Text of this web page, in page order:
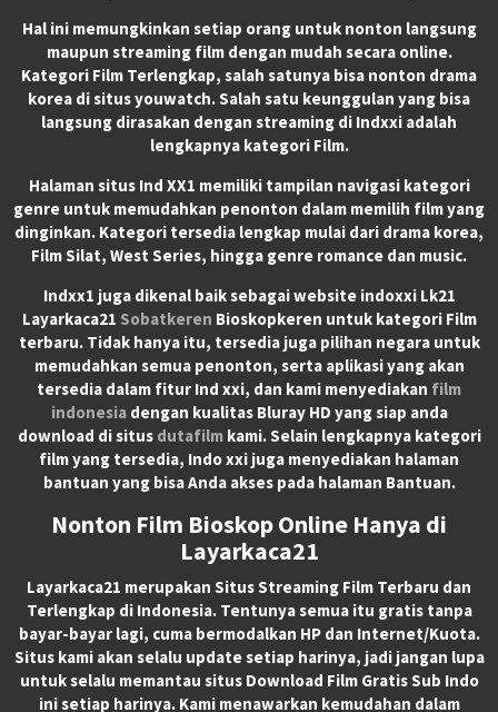
Hal ini memungkinkan setiap orang untuk nonton langsung
maupun streaming film dengan mudah secara online.
Kategori Film Terlengkap, salah satunya bisa nonton drama
korea di situs youwatch. Salah satu keunggulan yang bisa
langsung dirasakan dengan streaming di Indxxi adalah
lengkapnya kategori Film.
Halaman situs Ind XX1 memiliki tampilan navigasi kategori
genre untuk memudahkan penonton dalam memilih film yang
dinginkan. Kategori tersedia lengkap mulai dari drama korea,
Film Silat, West Series, hingga genre romance dan music.
Indxx1 juga dikenal baik sebagai website indoxxi Lk21
Layarkaca21 Sobatkeren Bioskopkeren untuk kategori Film
terbaru. Tidak hanya itu, tersedia juga pilihan negara untuk
memudahkan semua penonton, serta aplikasi yang akan
tersedia dalam fitur Ind xxi, dan kami menyediakan film
indonesiadengan kualitas Bluray HD yang siap anda
download di situs dutafilmkami. Selain lengkapnya kategori
film yang tersedia, Indo xxi juga menyediakan halaman
bantuan yang bisa Anda akses pada halaman Bantuan.
Nonton Film Bioskop Online Hanya di
Layarkaca21
Layarkaca21 merupakan Situs Streaming Film Terbaru dan
Terlengkap di Indonesia. Tentunya semua itu gratis tanpa
bayar-bayar lagi, cuma bermodalkan HP dan Internet/Kuota.
Situs kami akan selalu update setiap harinya, jadi jangan lupa
untuk selalu memantau situs Download Film Gratis Sub Indo
ini setiap harinya. Kami menawarkan kemudahan dalam